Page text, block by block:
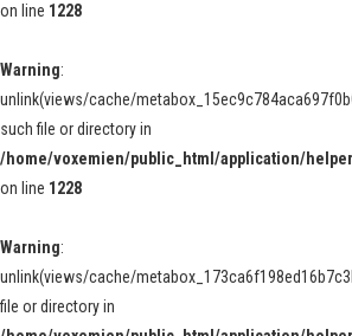
on line 1228
Warning:
unlink(views/cache/
such file or directory in
/home/voxemien/public_html/application/
on line 1228
Warning:
unlink(views/cache/
file or directory in